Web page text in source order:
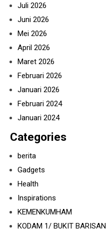
Juli 2026
Juni 2026
Mei 2026
April 2026
Maret 2026
Februari 2026
Januari 2026
Februari 2024
Januari 2024
Categories
berita
Gadgets
Health
Inspirations
KEMENKUMHAM
KODAM 1/ BUKIT BARISAN